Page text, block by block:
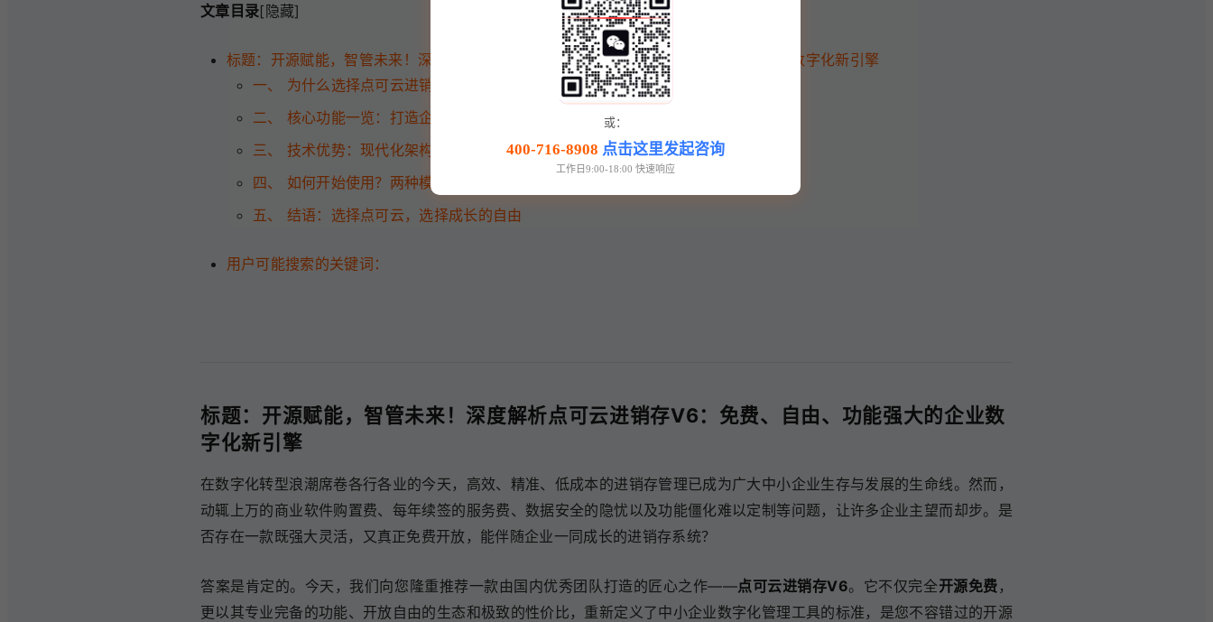
文章目录[隐藏]
标题：开源赋能，智管未来！深度解析点可云进销存V6：免费、自由、功能强大的企业数字化新引擎
一、 为什么选择点可云进销存V6？开源免费的真正价值
二、 核心功能一览：打造企业一体化运营管理中心
三、 技术优势：现代化架构，保障稳定与高效
四、 如何开始使用？两种模式任您选择
五、 结语：选择点可云，选择成长的自由
用户可能搜索的关键词：
标题：开源赋能，智管未来！深度解析点可云进销存V6：免费、自由、功能强大的企业数
字化新引擎
在数字化转型浪潮席卷各行各业的今天，高效、精准、低成本的进销存管理已成为广大中小企业生存与发展的生命线。然而，
动辄上万的商业软件购置费、每年续签的服务费、数据安全的隐忧以及功能僵化难以定制等问题，让许多企业主望而却步。是
否存在一款既强大灵活，又真正免费开放，能伴随企业一同成长的进销存系统？
答案是肯定的。今天，我们向您隆重推荐一款由国内优秀团队打造的匠心之作——点可云进销存V6。它不仅完全开源免费 ，
更以其专业完备的功能、开放自由的生态和极致的性价比，重新定义了中小企业数字化管理工具的标准，是您不容错过的开源
或：
400-716-8908 点击这里发起咨询
工作日9:00-18:00 快速响应